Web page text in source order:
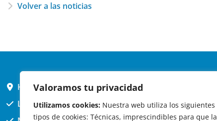
Valoramos tu privacidad
Utilizamos cookies: Nuestra web utiliza los siguientes
tipos de cookies: Técnicas, imprescindibles para que la
Volver a las noticias
HORARIO AYUNTAMIENTO
L,X,J,V 9 a 14h